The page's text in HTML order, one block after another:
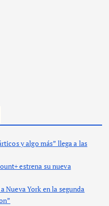
y algo más” llega a las
estrena su nueva
Nueva York en la segunda